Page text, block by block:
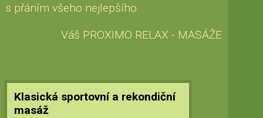
s přáním všeho nejlepšího
Váš PROXIMO RELAX - MASÁŽE
Klasická sportovní a rekondiční
masáž